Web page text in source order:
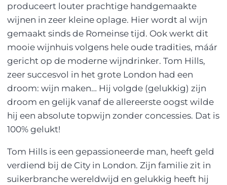
produceert louter prachtige handgemaakte
wijnen in zeer kleine oplage. Hier wordt al wijn
gemaakt sinds de Romeinse tijd. Ook werkt dit
mooie wijnhuis volgens hele oude tradities, máár
gericht op de moderne wijndrinker. Tom Hills,
zeer succesvol in het grote London had een
droom: wijn maken… Hij volgde (gelukkig) zijn
droom en gelijk vanaf de allereerste oogst wilde
hij een absolute topwijn zonder concessies. Dat is
100% gelukt!
Tom Hills is een gepassioneerde man, heeft geld
verdiend bij de City in London. Zijn familie zit in
suikerbranche wereldwijd en gelukkig heeft hij